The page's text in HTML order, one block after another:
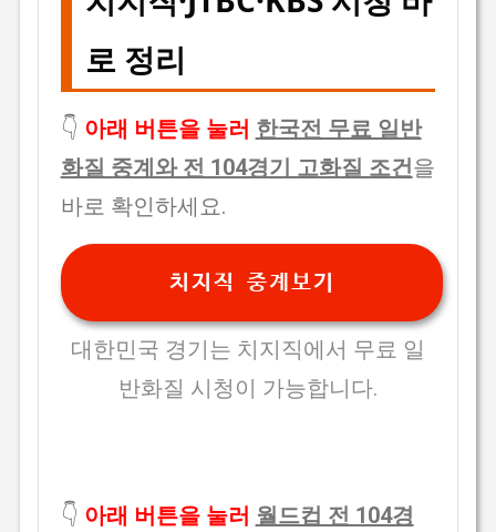
로 정리
👇 아래 버튼을 눌러 한국전 무료 일반
화질 중계와 전 104경기 고화질 조건을
바로 확인하세요.
치지직 중계보기
대한민국 경기는 치지직에서 무료 일
반화질 시청이 가능합니다.
👇 아래 버튼을 눌러 월드컵 전 104경